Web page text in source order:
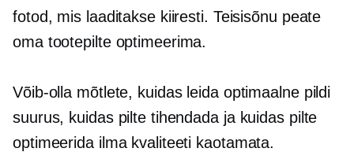
fotod, mis laaditakse kiiresti. Teisisõnu peate
oma tootepilte optimeerima.
Võib-olla mõtlete, kuidas leida optimaalne pildi
suurus, kuidas pilte tihendada ja kuidas pilte
optimeerida ilma kvaliteeti kaotamata.